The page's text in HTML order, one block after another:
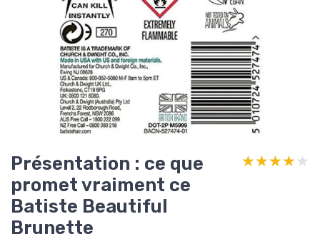
Présentation : ce que
promet vraiment ce
Batiste Beautiful
Brunette
★★★★★
★★★★★